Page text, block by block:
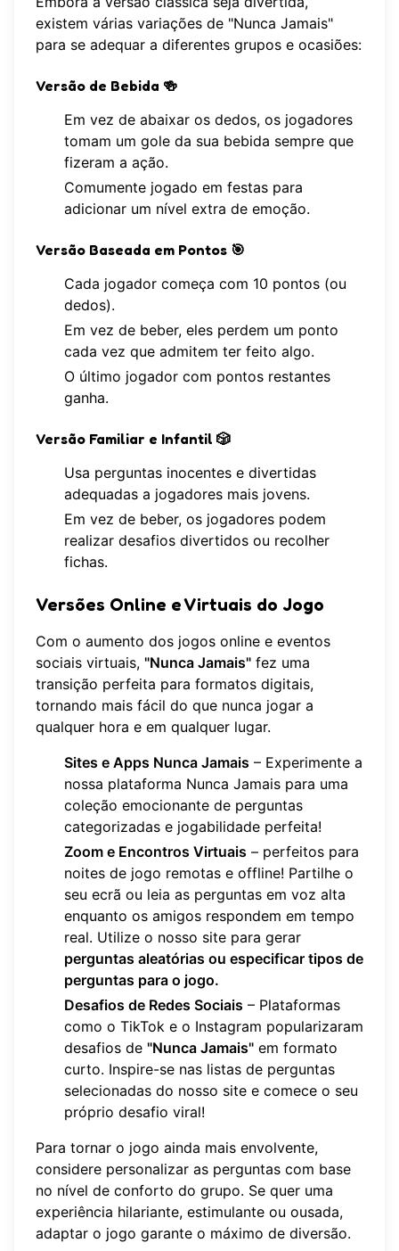
existem várias variações de "Nunca Jamais"
para se adequar a diferentes grupos e ocasiões:
Versão de Bebida 🍻
Em vez de abaixar os dedos, os jogadores
tomam um gole da sua bebida sempre que
fizeram a ação.
Comumente jogado em festas para
adicionar um nível extra de emoção.
Versão Baseada em Pontos 🎯
Cada jogador começa com 10 pontos (ou
dedos).
Em vez de beber, eles perdem um ponto
cada vez que admitem ter feito algo.
O último jogador com pontos restantes
ganha.
Versão Familiar e Infantil 🎲
Usa perguntas inocentes e divertidas
adequadas a jogadores mais jovens.
Em vez de beber, os jogadores podem
realizar desafios divertidos ou recolher
fichas.
Versões Online e Virtuais do Jogo
Com o aumento dos jogos online e eventos
sociais virtuais, "Nunca Jamais" fez uma
transição perfeita para formatos digitais,
tornando mais fácil do que nunca jogar a
qualquer hora e em qualquer lugar.
Sites e Apps Nunca Jamais – Experimente a
nossa plataforma Nunca Jamais para uma
coleção emocionante de perguntas
categorizadas e jogabilidade perfeita!
Zoom e Encontros Virtuais – perfeitos para
noites de jogo remotas e offline! Partilhe o
seu ecrã ou leia as perguntas em voz alta
enquanto os amigos respondem em tempo
real. Utilize o nosso site para gerar
perguntas aleatórias ou especificar tipos de
perguntas para o jogo.
Desafios de Redes Sociais – Plataformas
como o TikTok e o Instagram popularizaram
desafios de "Nunca Jamais" em formato
curto. Inspire-se nas listas de perguntas
selecionadas do nosso site e comece o seu
próprio desafio viral!
Para tornar o jogo ainda mais envolvente,
considere personalizar as perguntas com base
no nível de conforto do grupo. Se quer uma
experiência hilariante, estimulante ou ousada,
adaptar o jogo garante o máximo de diversão.